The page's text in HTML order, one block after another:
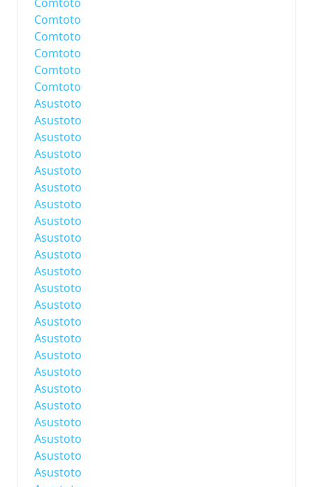
Comtoto
Comtoto
Comtoto
Comtoto
Comtoto
Asustoto
Asustoto
Asustoto
Asustoto
Asustoto
Asustoto
Asustoto
Asustoto
Asustoto
Asustoto
Asustoto
Asustoto
Asustoto
Asustoto
Asustoto
Asustoto
Asustoto
Asustoto
Asustoto
Asustoto
Asustoto
Asustoto
Asustoto